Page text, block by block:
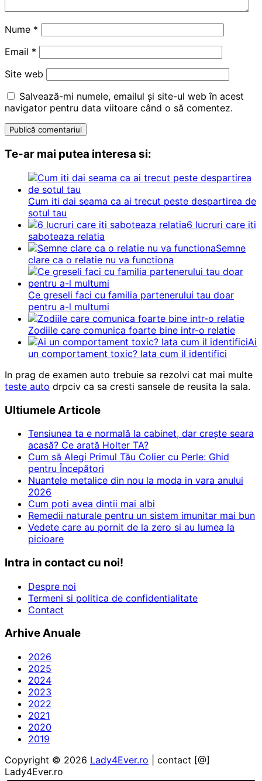
Nume *
Email *
Site web
Salvează-mi numele, emailul și site-ul web în acest
navigator pentru data viitoare când o să comentez.
Te-ar mai putea interesa si:
Cum iti dai seama ca ai trecut peste despartirea de
sotul tau
6 lucruri care iti
saboteaza relatia
Semne
clare ca o relatie nu va functiona
Ce greseli faci cu familia partenerului tau doar
pentru a-l multumi
Zodiile care comunica foarte bine intr-o relatie
Ai
un comportament toxic? Iata cum il identifici
In prag de examen auto trebuie sa rezolvi cat mai multe
teste auto drpciv ca sa cresti sansele de reusita la sala.
Ultiumele Articole
Tensiunea ta e normală la cabinet, dar crește seara
acasă? Ce arată Holter TA?
Cum să Alegi Primul Tău Colier cu Perle: Ghid
pentru Începători
Nuantele metalice din nou la moda in vara anului
2026
Cum poti avea dintii mai albi
Remedii naturale pentru un sistem imunitar mai bun
Vedete care au pornit de la zero si au lumea la
picioare
Intra in contact cu noi!
Despre noi
Termeni si politica de confidentialitate
Contact
Arhive Anuale
2026
2025
2024
2023
2022
2021
2020
2019
Copyright © 2026 Lady4Ever.ro | contact [@]
Lady4Ever.ro